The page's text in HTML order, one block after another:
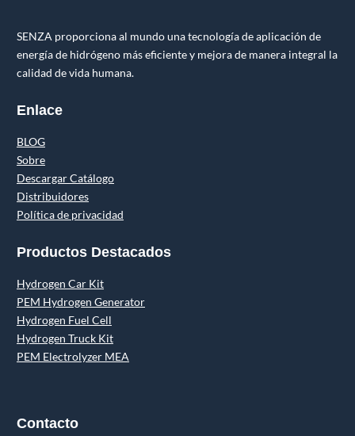
SENZA proporciona al mundo una tecnología de aplicación de
energía de hidrógeno más eficiente y mejora de manera integral la
calidad de vida humana.
Enlace
BLOG
Sobre
Descargar Catálogo
Distribuidores
Política de privacidad
Productos Destacados
Hydrogen Car Kit
PEM Hydrogen Generator
Hydrogen Fuel Cell
Hydrogen Truck Kit
PEM Electrolyzer MEA
Contacto